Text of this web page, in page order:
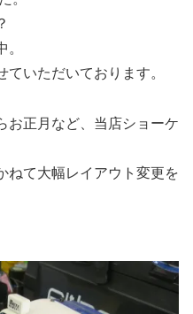
いただいております。
お正月など、当店ショーケ
ねて大幅レイアウト変更を